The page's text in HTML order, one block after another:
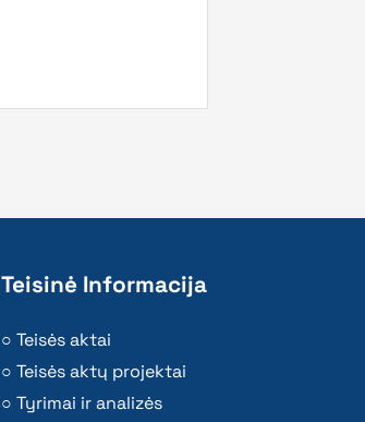
Teisinė Informacija
Teisės aktai
Teisės aktų projektai
Tyrimai ir analizės